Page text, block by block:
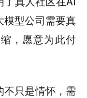
型公司需要真
，愿意为此付
只是情怀，需